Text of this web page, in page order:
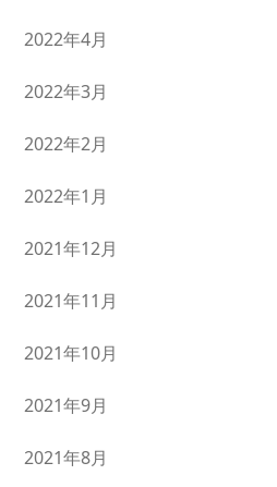
2022年4月
2022年3月
2022年2月
2022年1月
2021年12月
2021年11月
2021年10月
2021年9月
2021年8月